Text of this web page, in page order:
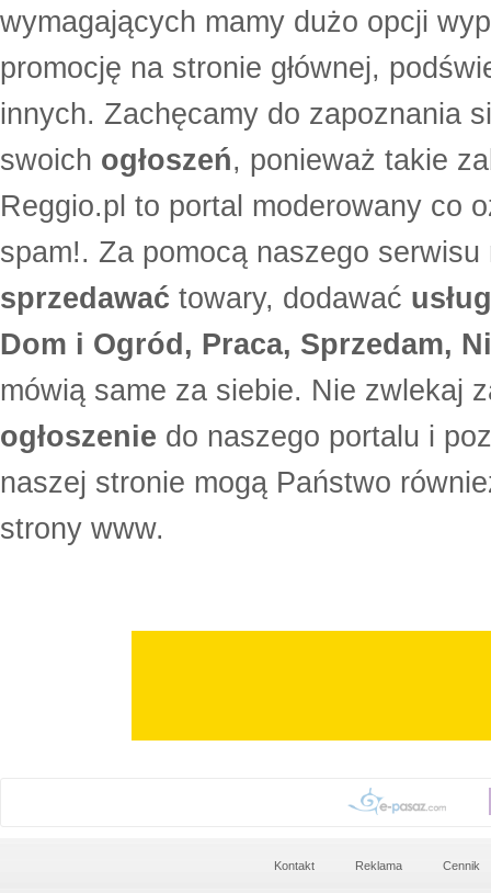
wymagających mamy dużo opcji
promocję na stronie głównej,
innych. Zachęcamy do zapoznania
swoich ogłoszeń, ponieważ takie
Reggio.pl to portal moderowany co
spam!. Za pomocą naszego
sprzedawać towary, dodawać
Dom i Ogród, Praca, Sprzedam,
mówią same za siebie. Nie zwlekaj
ogłoszenie do naszego portalu i
naszej stronie mogą Państwo
strony www.
Kontakt Reklama Cennik